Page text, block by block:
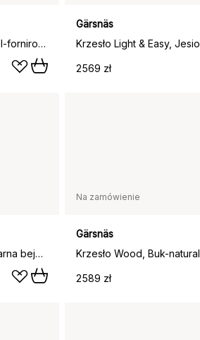
Krzesło Light & Easy, Jesion-biel-fornirowane siedzisko
Gärsnäs
2569 zł
Krzesło Light & Easy, Jesion-czarna bejca-fornirowane siedzisko
Na zamówienie
Gärsnäs
Krzesło Wood, Buk-natural
2589 zł